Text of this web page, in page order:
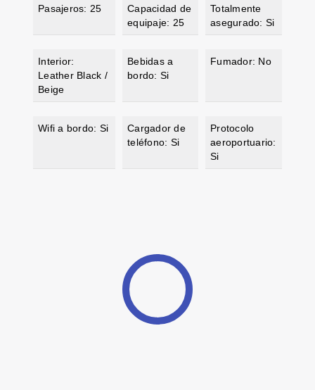
Pasajeros: 25
Capacidad de
equipaje: 25
Totalmente
asegurado: Si
Interior:
Leather Black /
Beige
Bebidas a
bordo: Si
Fumador: No
Wifi a bordo: Si
Cargador de
teléfono: Si
Protocolo
aeroportuario:
Si